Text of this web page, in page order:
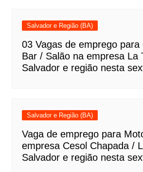
Salvador e Região (BA)
03 Vagas de emprego para
Bar / Salão na empresa La
Salvador e região nesta
Salvador e Região (BA)
Vaga de emprego para
empresa Cesol Chapada /
Salvador e região nesta